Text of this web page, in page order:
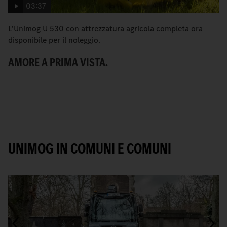
03:37
L'Unimog U 530 con attrezzatura agricola completa ora
disponibile per il noleggio.
AMORE A PRIMA VISTA.
UNIMOG IN COMUNI E COMUNI